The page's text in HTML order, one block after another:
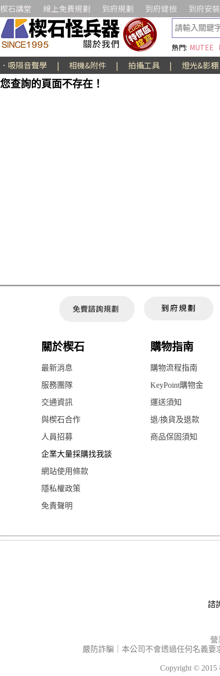
楔石講堂 線上免費規劃 到府規劃 到府健檢 到府安裝
熱門: MUTEE
．吸隔音聲學 | 相機&附件 | 拍攝工具 |
燈光&影棚
您查詢的頁面不存在！
關於楔石 購物指南
最新消息 購物流程指南
服務團隊 KeyPoint購物金
交通資訊 運送須知
與楔石合作 退/換貨及退款
人員招募 商品保固須知
企業大量採購找我談
網站使用條款
隱私權政策
免責聲明
諮
營
嚴防詐騙｜本公司不會透過任何名義
Copyright ©